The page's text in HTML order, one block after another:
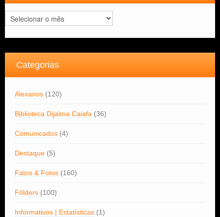
Arquivos
Categorias
Alexanos (120)
Biblioteca Dijalma Caiafa (36)
Comunicados (4)
Destaque (5)
Fatos & Fotos (160)
Fôlders (100)
Informativos | Estatísticas (1)